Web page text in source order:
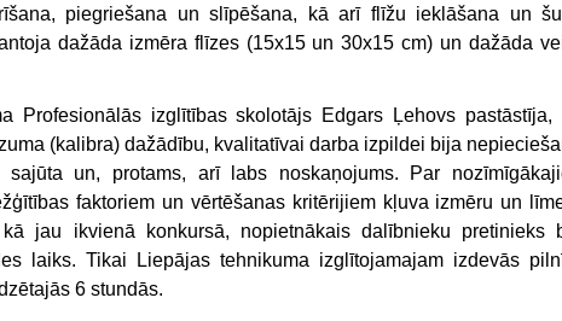
piegriešana un slīpēšana, kā arī flīžu ieklāšana un
dažāda izmēra flīzes (15x15 un 30x15 cm) un dažāda
Profesionālās izglītības skolotājs Edgars Ļehovs pastāstīja,
(kalibra) dažādību, kvalitatīvai darba izpildei bija
sajūta un, protams, arī labs noskaņojums. Par
faktoriem un vērtēšanas kritērijiem kļuva izmēru un
jau ikvienā konkursā, nopietnākais dalībnieku pretinieks
laiks. Tikai Liepājas tehnikuma izglītojamajam izdevās
6 stundās.